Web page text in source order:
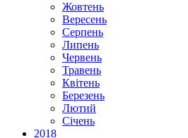
Жовтень
Вересень
Серпень
Липень
Червень
Травень
Квітень
Березень
Лютий
Січень
2018